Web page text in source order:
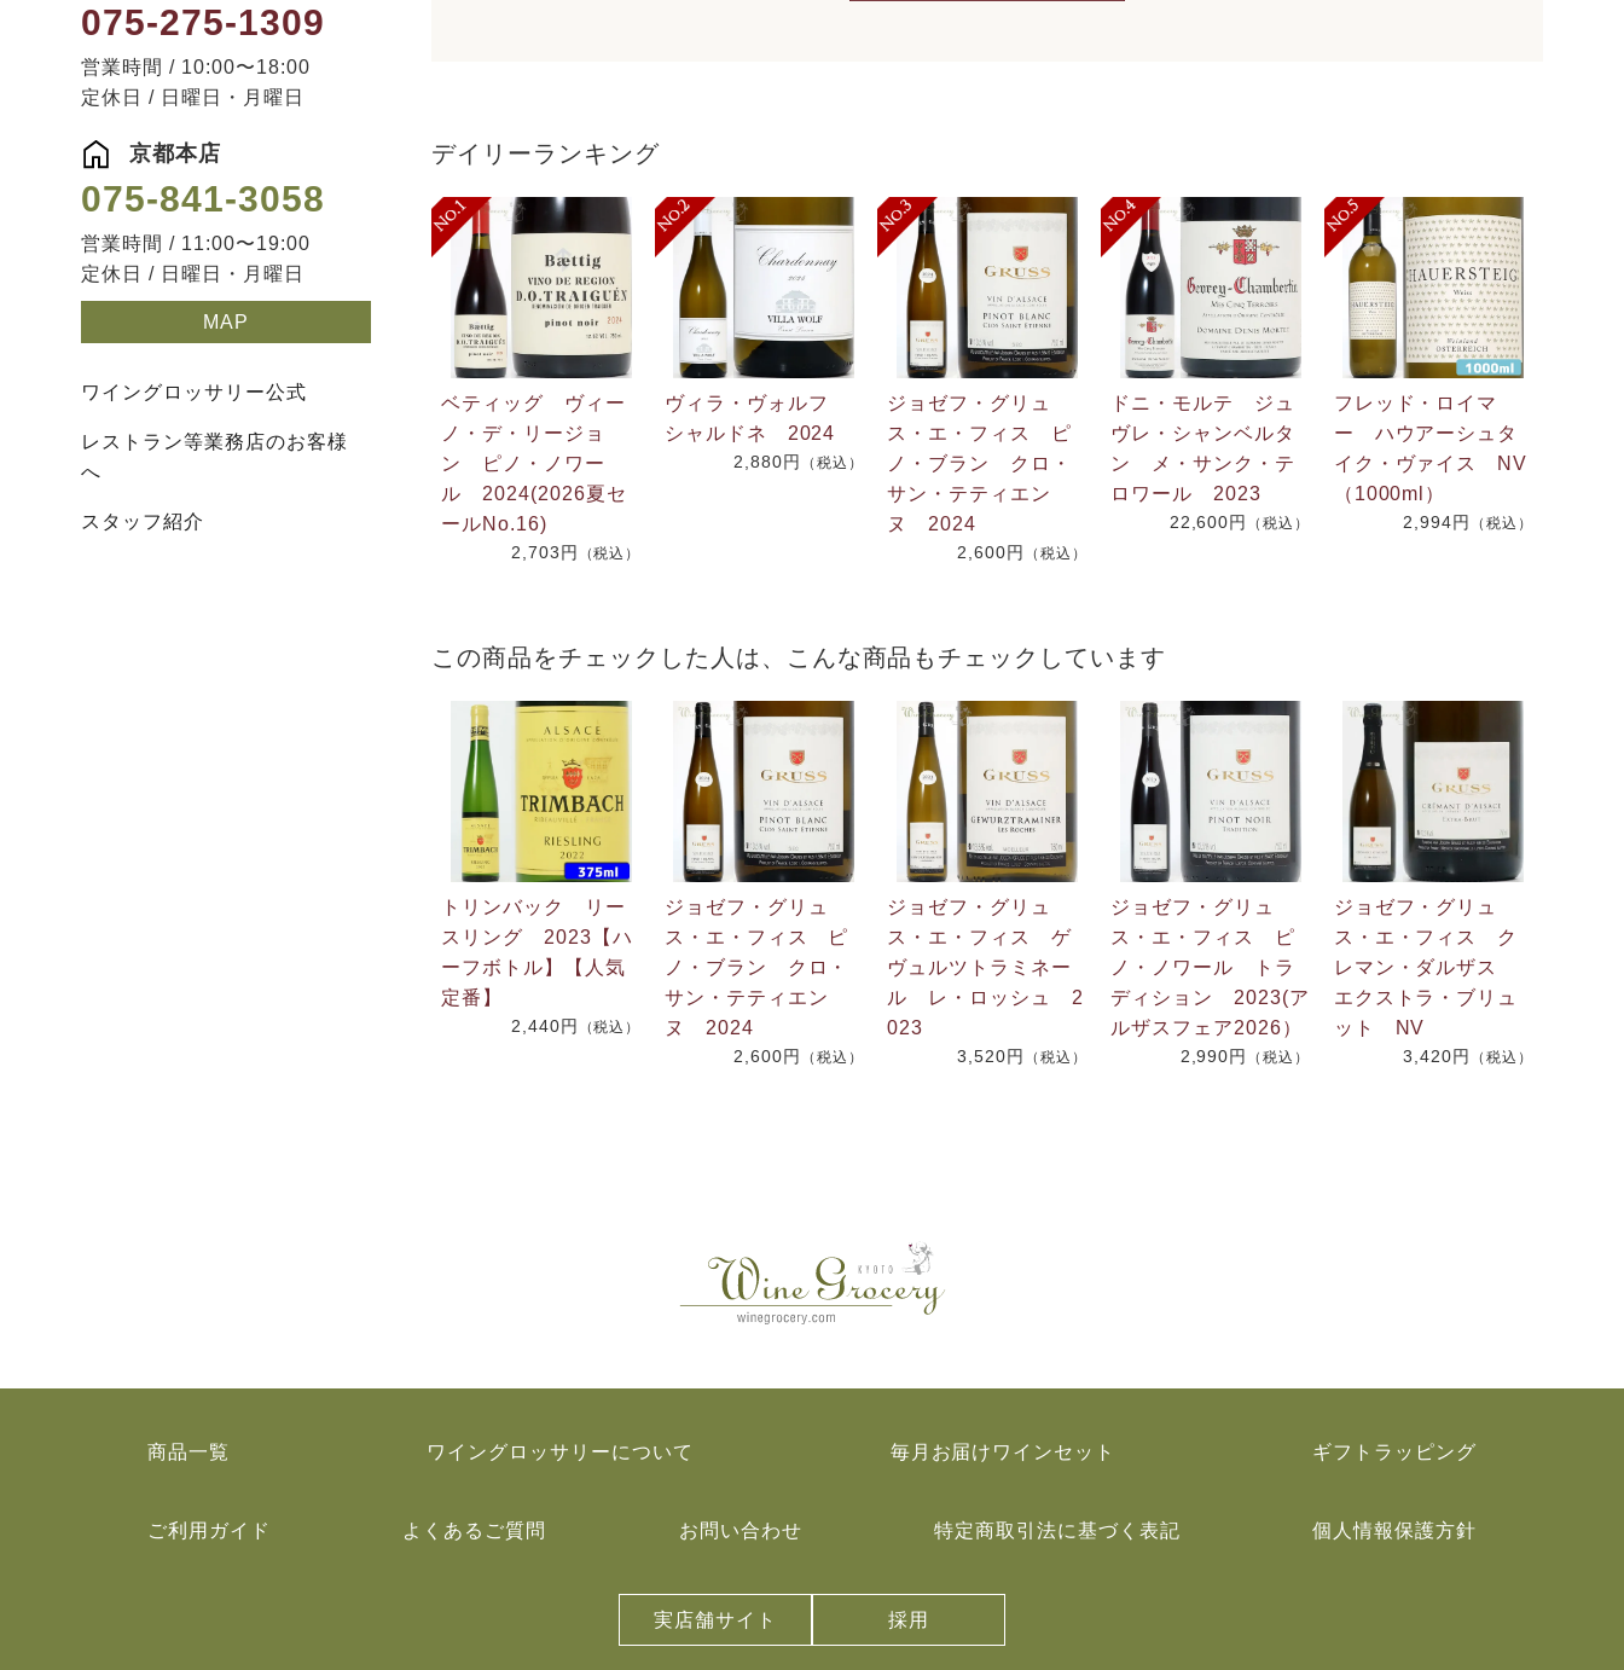
075-275-1309
営業時間 / 10:00〜18:00
定休日 / 日曜日・月曜日
京都本店
075-841-3058
営業時間 / 11:00〜19:00
定休日 / 日曜日・月曜日
MAP
ワイングロッサリー公式
レストラン等業務店のお客様
へ
スタッフ紹介
デイリーランキング
ベティッグ ヴィー
ノ・デ・リージョ
ン ピノ・ノワー
ル 2024(2026夏セ
ールNo.16)
2,703円 （税込）
ヴィラ・ヴォルフ
シャルドネ 2024
2,880円 （税込）
ジョゼフ・グリュ
ス・エ・フィス ピ
ノ・ブラン クロ・
サン・テティエン
ヌ 2024
2,600円 （税込）
ドニ・モルテ ジュ
ヴレ・シャンベルタ
ン メ・サンク・テ
ロワール 2023
22,600円 （税込）
フレッド・ロイマ
ー ハウアーシュタ
イク・ヴァイス NV
（1000ml）
2,994円 （税込）
この商品をチェックした人は、こんな商品もチェックしています
トリンバック リー
スリング 2023【ハ
ーフボトル】【人気
定番】
2,440円 （税込）
ジョゼフ・グリュ
ス・エ・フィス ピ
ノ・ブラン クロ・
サン・テティエン
ヌ 2024
2,600円 （税込）
ジョゼフ・グリュ
ス・エ・フィス ゲ
ヴュルツトラミネー
ル レ・ロッシュ 2
023
3,520円 （税込）
ジョゼフ・グリュ
ス・エ・フィス ピ
ノ・ノワール トラ
ディション 2023(ア
ルザスフェア2026）
2,990円 （税込）
ジョゼフ・グリュ
ス・エ・フィス ク
レマン・ダルザス
エクストラ・ブリュ
ット NV
3,420円 （税込）
商品一覧 ワイングロッサリーについて 毎月お届けワインセット ギフトラッピング
ご利用ガイド よくあるご質問 お問い合わせ 特定商取引法に基づく表記 個人情報保護方針
実店舗サイト 採用